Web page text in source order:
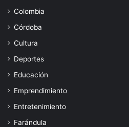
Colombia
Córdoba
Cultura
Deportes
Educación
Emprendimiento
Entretenimiento
Farándula